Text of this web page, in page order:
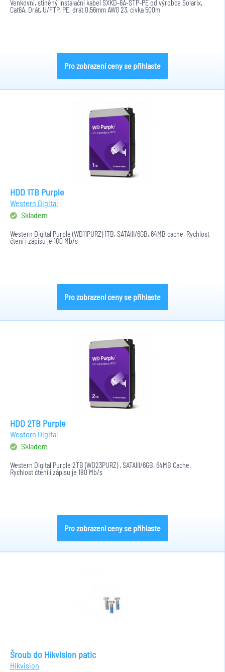
Venkovní, stíněný instalační kabel SXKD-6A-STP-PE od výrobce Solarix,
Cat6A, Drát, U/FTP, PE, drát 0,56mm AWG 23, cívka 500m
Pro zobrazení ceny se přihlaste
HDD 1TB Purple
Western Digital
Skladem
Western Digital Purple (WD11PURZ) 1TB, SATAIII/6GB, 64MB cache, Rychlost
čtení i zápisu je 180 Mb/s
Pro zobrazení ceny se přihlaste
HDD 2TB Purple
Western Digital
Skladem
Western Digital Purple 2TB (WD23PURZ) , SATAIII/6GB, 64MB Cache.
Rychlost čtení i zápisu je 180 Mb/s
Pro zobrazení ceny se přihlaste
Šroub do Hikvision patic
Hikvision